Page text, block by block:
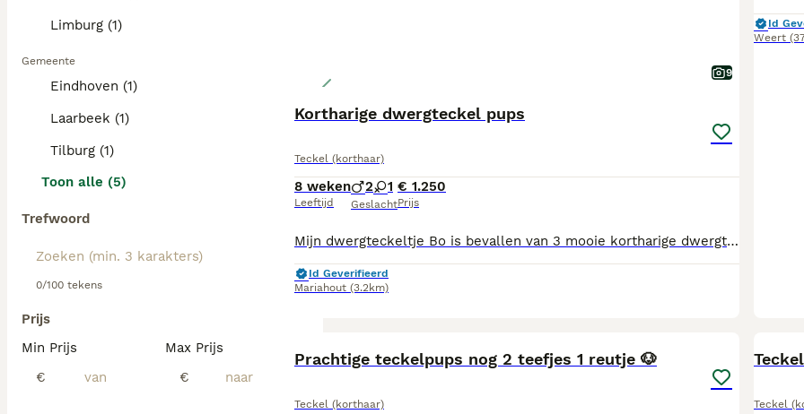
Limburg (1)
Gemeente
Eindhoven (1)
Laarbeek (1)
Tilburg (1)
Toon alle (5)
Trefwoord
0/100 tekens
Prijs
Min Prijs
€
Max Prijs
€
9
Kortharige dwergteckel pups
Teckel (korthaar)
8 weken
Leeftijd
2 1
Geslacht
€ 1.250
Prijs
Mijn dwergteckeltje Bo is bevallen van 3 mooie kortharige dwergteckel puppy’s. Ze zijn ontwormd, gechipt, geënt, hebben een Europees dierenpaspoort en zijn gezond verklaard door de dierenarts. Ze leren omgaan met verschillende geluiden en omgevingen, worden veel geknuffeld en gesocialiseerd met andere honden. Moeder is ook aanwezig. Ze hebben verschillende kleurtjes en onderstaande pupjes zijn nog beschikbaar: Reu merle grijs —> gereserveerd Reu black & Tan Teef black & tan Heb je interesse in een van deze schatjes neem contact op met 0642383290.
Id Geverifieerd
Mariahout (3.2km)
Id
Weert
Prachtige teckelpups nog 2 teefjes 1 reutje 🐶
Teckel (korthaar)
Teckel
Teckel